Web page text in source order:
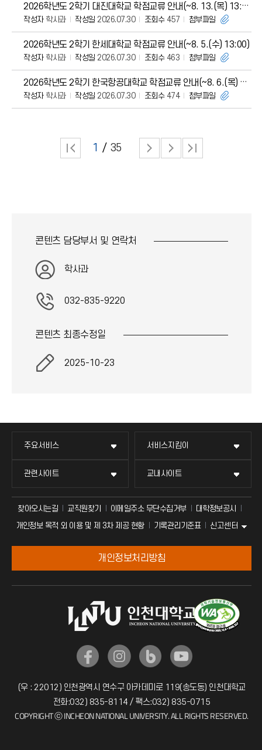
2026학년도 2학기 대진대학교 학점교류 안내(~8. 13.(목) 13:00)
작성자학사과 작성일 2026.07.30 조회수457 첨부파일
2026학년도 2학기 한세대학교 학점교류 안내(~8. 5.(수) 13:00)
작성자학사과 작성일 2026.07.30 조회수463 첨부파일
2026학년도 2학기 한국항공대학교 학점교류 안내(~8. 6.(목) 13:00)
작성자학사과 작성일 2026.07.30 조회수474 첨부파일
1 35
콘텐츠 담당부서 및 연락처
학사과
032-835-9220
콘텐츠 최종수정일
2025-10-23
주요서비스 서비스지킴이
관련사이트 교내사이트
찾아오시는길 교직원찾기 이메일주소 무단수집거부
대학정보공시
개인정보 목적 외 이용 및 제 3차 제공 현황
기록관리기준표 신고센터
개인정보처리방침
(우 : 22012) 인천광역시 연수구 아카데미로 119(송도동) 인천대학교
전화:032) 835-8114 / 팩스:032) 835-0715
COPYRIGHT ⓒ INCHEON NATIONAL UNIVERSITY. ALL RIGHTS RESERVED.